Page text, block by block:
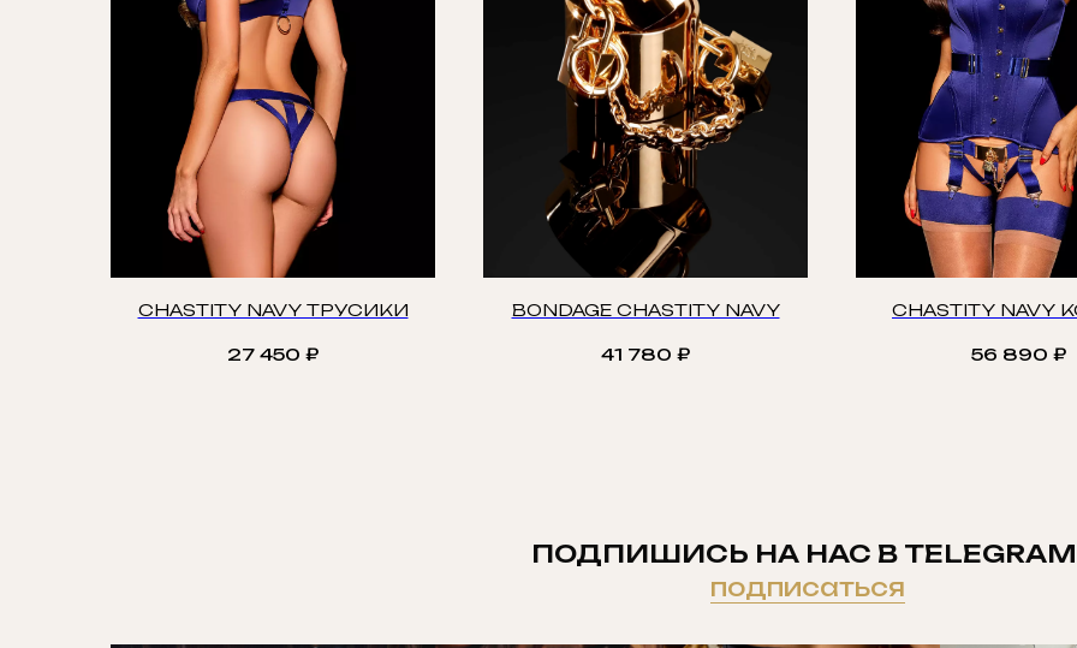
CHASTITY NAVY ТРУСИКИ
27 450 ₽
BONDAGE CHASTITY NAVY
41 780 ₽
CHASTITY NAVY
56 890 ₽
ПОДПИШИСЬ НА НАС В
подписаться